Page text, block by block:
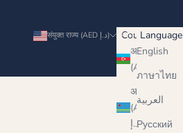
संयुक्त राज्य (AED د.إ)
Country
अज़रबैजान
अरूबा
(AED
د.إ)
हिन्दी
Language
English
ภาษาไทย
العربية
Русский